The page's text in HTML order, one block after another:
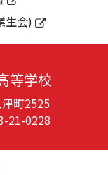
験
中
生会)
等学校
町2525
21-0228